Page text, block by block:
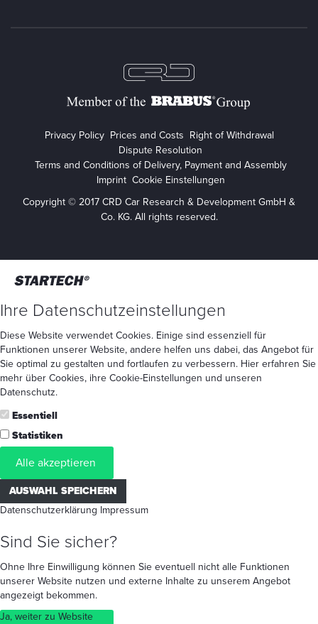
Privacy Policy Prices and Costs Right of Withdrawal
Dispute Resolution
Terms and Conditions of Delivery, Payment and Assembly
Imprint Cookie Einstellungen
Copyright © 2017 CRD Car Research & Development GmbH &
Co. KG. All rights reserved.
Ihre Datenschutzeinstellungen
Diese Website verwendet Cookies. Einige sind essenziell für
Funktionen unserer Website, andere helfen uns dabei, das Angebot für
Sie optimal zu gestalten und fortlaufen zu verbessern. Hier erfahren Sie
mehr über Cookies, ihre Cookie-Einstellungen und unseren
Datenschutz.
Essentiell
Statistiken
Alle akzeptieren
AUSWAHL SPEICHERN
Datenschutzerklärung Impressum
Sind Sie sicher?
Ohne Ihre Einwilligung können Sie eventuell nicht alle Funktionen
unserer Website nutzen und externe Inhalte zu unserem Angebot
angezeigt bekommen.
Ja, weiter zu Website